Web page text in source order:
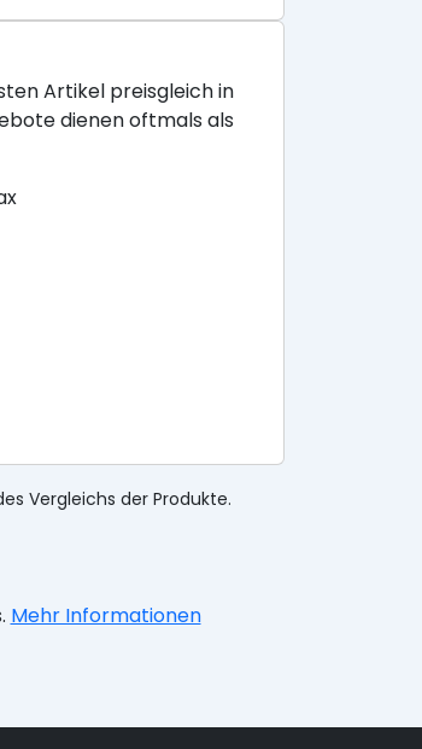
Artikel preisgleich in
dienen oftmals als
Vergleichs der Produkte.
Mehr Informationen